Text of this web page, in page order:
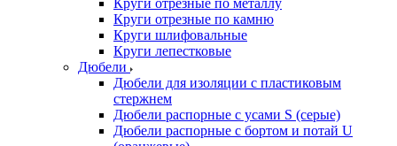
Круги отрезные по металлу
Круги отрезные по камню
Круги шлифовальные
Круги лепестковые
Дюбели
Дюбели для изоляции с пластиковым
стержнем
Дюбели распорные с усами S (серые)
Дюбели распорные c бортом и потай U